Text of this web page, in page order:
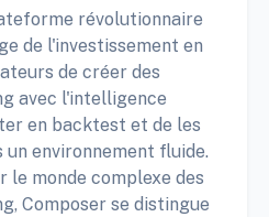
révolutionnaire
de l'investissement en
de créer des
avec l'intelligence
en backtest et de les
environnement fluide.
le monde complexe des
Composer se distingue